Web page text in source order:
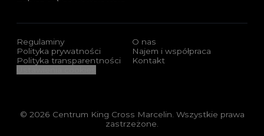
Regulaminy
Polityka prywatności
Polityka transparentności
O nas
Najem i współpraca
Kontakt
© 2026 Centrum King Cross Marcelin. Wszystkie prawa
zastrzeżone.